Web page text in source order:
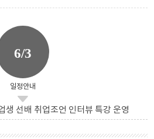
6/3
일정안내
생 선배 취업조언 인터뷰 특강 운영